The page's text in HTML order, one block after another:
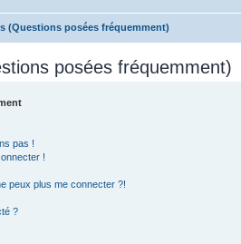
(Questions posées fréquemment)
posées fréquemment)
pas !
!
peux plus me connecter ?!
?